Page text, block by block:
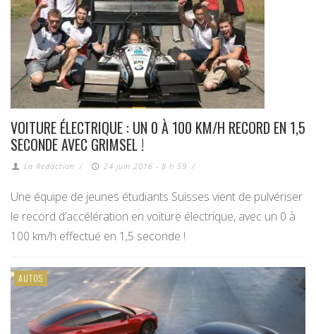
VOITURE ÉLECTRIQUE : UN 0 À 100 KM/H RECORD EN 1,5
SECONDE AVEC GRIMSEL !
La Redaction / 24 juin 2016 - 8 h 59 /
Une équipe de jeunes étudiants Suisses vient de pulvériser
le record d’accélération en voiture électrique, avec un 0 à
100 km/h effectué en 1,5 seconde !
AUTOS